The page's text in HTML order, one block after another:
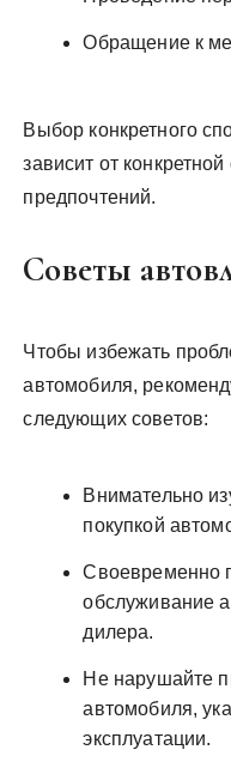
Обращение к
Выбор конкретного
зависит от
предпочтений.
Советы
Чтобы избежать
автомобиля,
следующих советов:
Внимательно
покупкой
Своевременно
обслуживание
дилера.
Не нарушайте
автомобиля,
эксплуатации.